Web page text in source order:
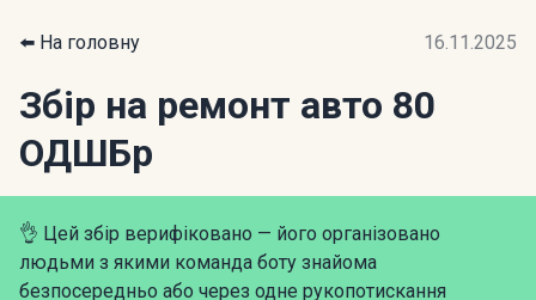
⬅️ На головну 16.11.2025
Збір на ремонт авто 80
ОДШБр
👌 Цей збір верифіковано — його організовано
людьми з якими команда боту знайома
безпосередньо або через одне рукопотискання